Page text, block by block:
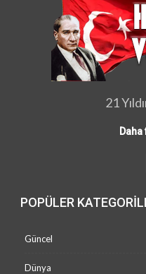
21
POPÜLER
Güncel
Dünya